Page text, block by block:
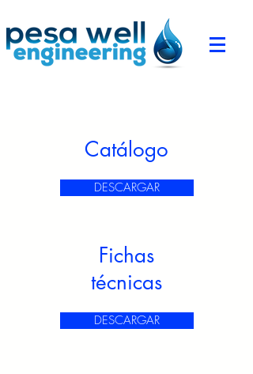
Catálogo
DESCARGAR
Fichas
técnicas
DESCARGAR